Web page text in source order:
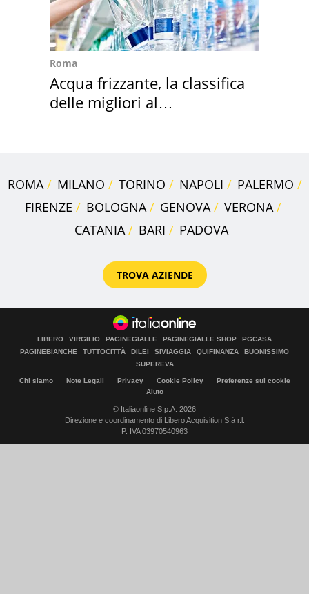
Roma
Acqua frizzante, la classifica
delle migliori al
ROMA MILANO TORINO NAPOLI
PALERMO
FIRENZE
BOLOGNA GENOVA
VERONA
CATANIA
BARI PADOVA
TROVA AZIENDE
LIBERO VIRGILIO PAGINEGIALLE PAGINEGIALLE SHOP
PGCASA
PAGINEBIANCHE
TUTTOCITTÀ DILEI SIVIAGGIA QUIFINANZA
BUONISSIMO
SUPEREVA
Chi siamo Note Legali Privacy Cookie Policy
Preferenze sui cookie
Aiuto
© Italiaonline S.p.A. 2026
Direzione e coordinamento di Libero Acquisition S.á r.l.
P. IVA 03970540963